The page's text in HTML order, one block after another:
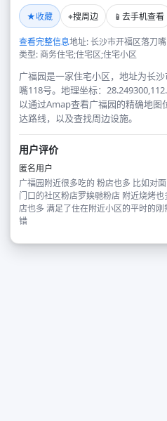
★收藏 ⌖搜周边 📱 去手机查看
查看完整信息地址: 长沙市开福区落刀
类型: 商务住宅;住宅区;住宅小区
广福园是一家住宅小区，地址为长
嘴118号。地理坐标：
以通过Amap查看广福园的精确地图
达路线，以及查找周边设施。
用户评价
匿名用户
广福园附近很多吃的 粉店也多 比如对
门口的社区粉店罗娭毑粉店 附近烧烤
店也多 满足了住在附近小区的平时的
错